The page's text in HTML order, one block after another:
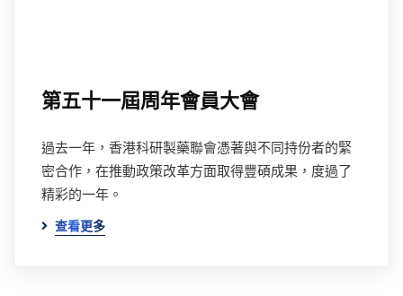
第五十一屆周年會員大會
過去一年，香港科研製藥聯會憑著與不同持份者的緊
密合作，在推動政策改革方面取得豐碩成果，度過了
精彩的一年。
查看更多